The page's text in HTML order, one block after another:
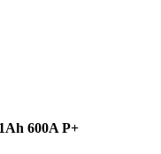
600A P+